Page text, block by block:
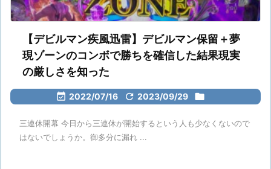
【デビルマン疾風迅雷】デビルマン保留＋夢
現ゾーンのコンボで勝ちを確信した結果現実
の厳しさを知った
 2022/07/16  2023/09/29 
三連休開幕 今日から三連休が開始するという人も少なくないので
はないでしょうか。御多分に漏れ ...